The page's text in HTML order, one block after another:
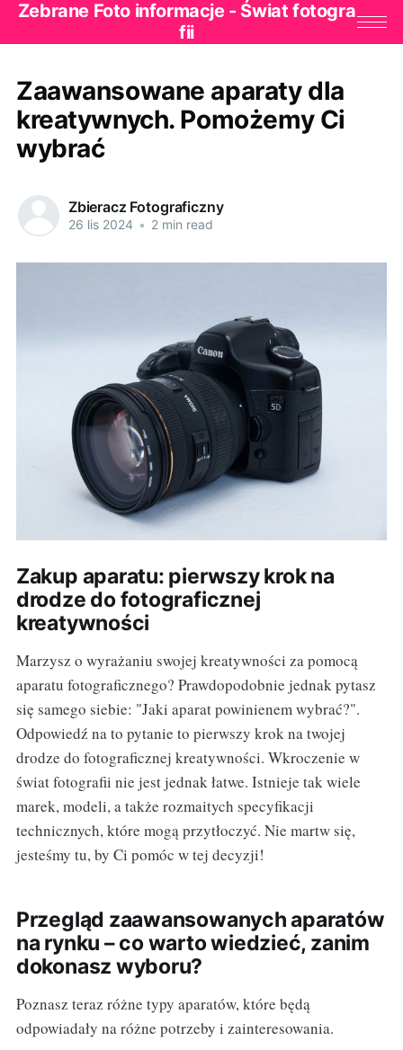
Zebrane Foto informacje - Świat fotogra
fii
Zaawansowane aparaty dla
kreatywnych. Pomożemy Ci
wybrać
Zbieracz Fotograficzny
26 lis 2024 • 2 min read
Zakup aparatu: pierwszy krok na
drodze do fotograficznej
kreatywności
Marzysz o wyrażaniu swojej kreatywności za pomocą
aparatu fotograficznego? Prawdopodobnie jednak pytasz
się samego siebie: "Jaki aparat powinienem wybrać?".
Odpowiedź na to pytanie to pierwszy krok na twojej
drodze do fotograficznej kreatywności. Wkroczenie w
świat fotografii nie jest jednak łatwe. Istnieje tak wiele
marek, modeli, a także rozmaitych specyfikacji
technicznych, które mogą przytłoczyć. Nie martw się,
jesteśmy tu, by Ci pomóc w tej decyzji!
Przegląd zaawansowanych aparatów
na rynku – co warto wiedzieć, zanim
dokonasz wyboru?
Poznasz teraz różne typy aparatów, które będą
odpowiadały na różne potrzeby i zainteresowania.